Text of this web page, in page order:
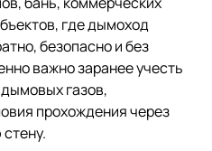
где дымоход
безопасно и без
важно заранее учесть
газов,
прохождения через